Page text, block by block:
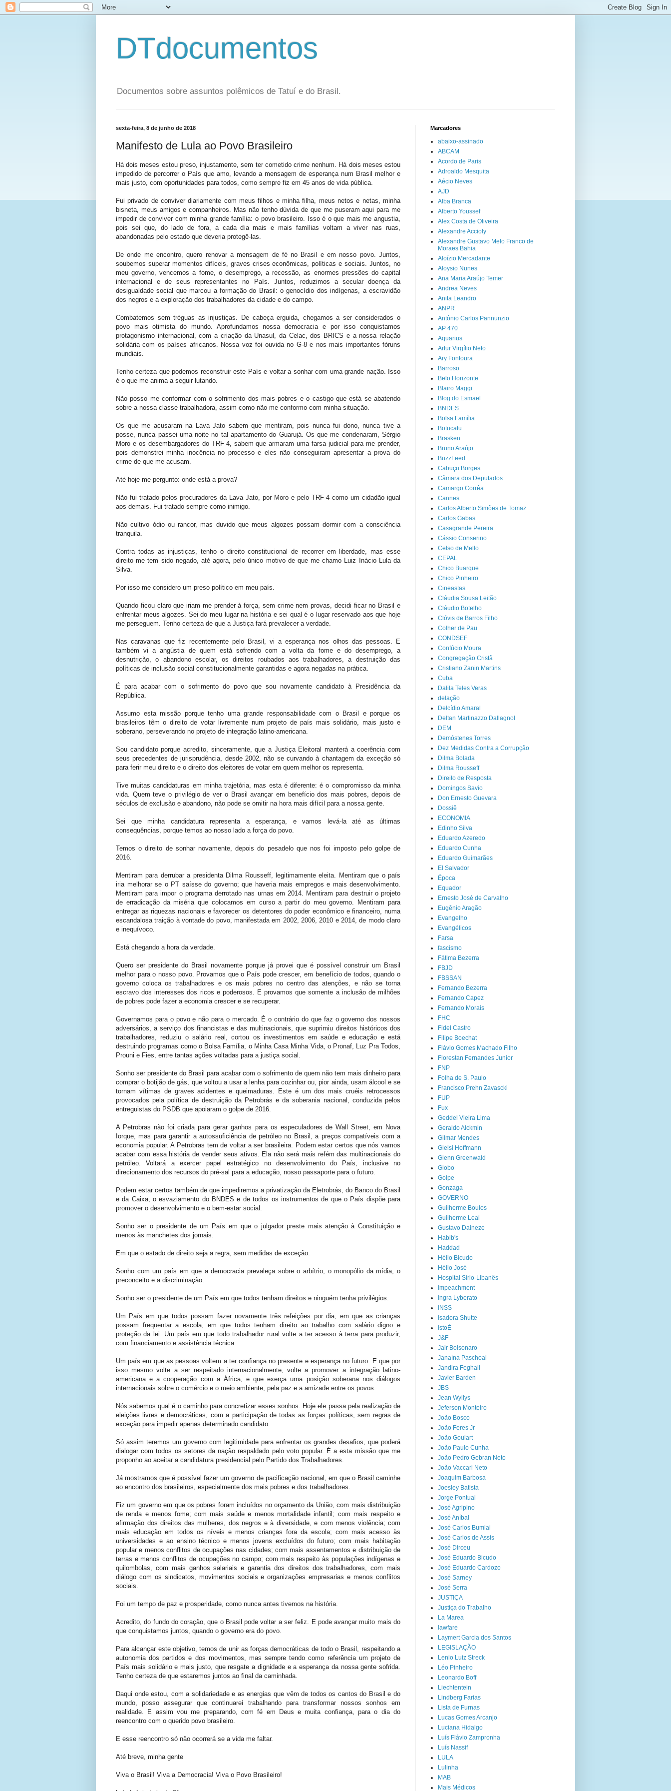
DTdocumentos
Documentos sobre assuntos polêmicos de Tatuí e do Brasil.
sexta-feira, 8 de junho de 2018
Manifesto de Lula ao Povo Brasileiro
Há dois meses estou preso, injustamente, sem ter cometido crime nenhum. Há dois meses estou
impedido de percorrer o País que amo, levando a mensagem de esperança num Brasil melhor e
mais justo, com oportunidades para todos, como sempre fiz em 45 anos de vida pública.
Fui privado de conviver diariamente com meus filhos e minha filha, meus netos e netas, minha
bisneta, meus amigos e companheiros. Mas não tenho dúvida de que me puseram aqui para me
impedir de conviver com minha grande família: o povo brasileiro. Isso é o que mais me angustia,
pois sei que, do lado de fora, a cada dia mais e mais famílias voltam a viver nas ruas,
abandonadas pelo estado que deveria protegê-las.
De onde me encontro, quero renovar a mensagem de fé no Brasil e em nosso povo. Juntos,
soubemos superar momentos difíceis, graves crises econômicas, políticas e sociais. Juntos, no
meu governo, vencemos a fome, o desemprego, a recessão, as enormes pressões do capital
internacional e de seus representantes no País. Juntos, reduzimos a secular doença da
desigualdade social que marcou a formação do Brasil: o genocídio dos indígenas, a escravidão
dos negros e a exploração dos trabalhadores da cidade e do campo.
Combatemos sem tréguas as injustiças. De cabeça erguida, chegamos a ser considerados o
povo mais otimista do mundo. Aprofundamos nossa democracia e por isso conquistamos
protagonismo internacional, com a criação da Unasul, da Celac, dos BRICS e a nossa relação
solidária com os países africanos. Nossa voz foi ouvida no G-8 e nos mais importantes fóruns
mundiais.
Tenho certeza que podemos reconstruir este País e voltar a sonhar com uma grande nação. Isso
é o que me anima a seguir lutando.
Não posso me conformar com o sofrimento dos mais pobres e o castigo que está se abatendo
sobre a nossa classe trabalhadora, assim como não me conformo com minha situação.
Os que me acusaram na Lava Jato sabem que mentiram, pois nunca fui dono, nunca tive a
posse, nunca passei uma noite no tal apartamento do Guarujá. Os que me condenaram, Sérgio
Moro e os desembargadores do TRF-4, sabem que armaram uma farsa judicial para me prender,
pois demonstrei minha inocência no processo e eles não conseguiram apresentar a prova do
crime de que me acusam.
Até hoje me pergunto: onde está a prova?
Não fui tratado pelos procuradores da Lava Jato, por Moro e pelo TRF-4 como um cidadão igual
aos demais. Fui tratado sempre como inimigo.
Não cultivo ódio ou rancor, mas duvido que meus algozes possam dormir com a consciência
tranquila.
Contra todas as injustiças, tenho o direito constitucional de recorrer em liberdade, mas esse
direito me tem sido negado, até agora, pelo único motivo de que me chamo Luiz Inácio Lula da
Silva.
Por isso me considero um preso político em meu país.
Quando ficou claro que iriam me prender à força, sem crime nem provas, decidi ficar no Brasil e
enfrentar meus algozes. Sei do meu lugar na história e sei qual é o lugar reservado aos que hoje
me perseguem. Tenho certeza de que a Justiça fará prevalecer a verdade.
Nas caravanas que fiz recentemente pelo Brasil, vi a esperança nos olhos das pessoas. E
também vi a angústia de quem está sofrendo com a volta da fome e do desemprego, a
desnutrição, o abandono escolar, os direitos roubados aos trabalhadores, a destruição das
políticas de inclusão social constitucionalmente garantidas e agora negadas na prática.
É para acabar com o sofrimento do povo que sou novamente candidato à Presidência da
República.
Assumo esta missão porque tenho uma grande responsabilidade com o Brasil e porque os
brasileiros têm o direito de votar livremente num projeto de país mais solidário, mais justo e
soberano, perseverando no projeto de integração latino-americana.
Sou candidato porque acredito, sinceramente, que a Justiça Eleitoral manterá a coerência com
seus precedentes de jurisprudência, desde 2002, não se curvando à chantagem da exceção só
para ferir meu direito e o direito dos eleitores de votar em quem melhor os representa.
Tive muitas candidaturas em minha trajetória, mas esta é diferente: é o compromisso da minha
vida. Quem teve o privilégio de ver o Brasil avançar em benefício dos mais pobres, depois de
séculos de exclusão e abandono, não pode se omitir na hora mais difícil para a nossa gente.
Sei que minha candidatura representa a esperança, e vamos levá-la até as últimas
consequências, porque temos ao nosso lado a força do povo.
Temos o direito de sonhar novamente, depois do pesadelo que nos foi imposto pelo golpe de
2016.
Mentiram para derrubar a presidenta Dilma Rousseff, legitimamente eleita. Mentiram que o país
iria melhorar se o PT saísse do governo; que haveria mais empregos e mais desenvolvimento.
Mentiram para impor o programa derrotado nas urnas em 2014. Mentiram para destruir o projeto
de erradicação da miséria que colocamos em curso a partir do meu governo. Mentiram para
entregar as riquezas nacionais e favorecer os detentores do poder econômico e financeiro, numa
escandalosa traição à vontade do povo, manifestada em 2002, 2006, 2010 e 2014, de modo claro
e inequívoco.
Está chegando a hora da verdade.
Quero ser presidente do Brasil novamente porque já provei que é possível construir um Brasil
melhor para o nosso povo. Provamos que o País pode crescer, em benefício de todos, quando o
governo coloca os trabalhadores e os mais pobres no centro das atenções, e não se torna
escravo dos interesses dos ricos e poderosos. E provamos que somente a inclusão de milhões
de pobres pode fazer a economia crescer e se recuperar.
Governamos para o povo e não para o mercado. É o contrário do que faz o governo dos nossos
adversários, a serviço dos financistas e das multinacionais, que suprimiu direitos históricos dos
trabalhadores, reduziu o salário real, cortou os investimentos em saúde e educação e está
destruindo programas como o Bolsa Família, o Minha Casa Minha Vida, o Pronaf, Luz Pra Todos,
Prouni e Fies, entre tantas ações voltadas para a justiça social.
Sonho ser presidente do Brasil para acabar com o sofrimento de quem não tem mais dinheiro para
comprar o botijão de gás, que voltou a usar a lenha para cozinhar ou, pior ainda, usam álcool e se
tornam vítimas de graves acidentes e queimaduras. Este é um dos mais cruéis retrocessos
provocados pela política de destruição da Petrobrás e da soberania nacional, conduzida pelos
entreguistas do PSDB que apoiaram o golpe de 2016.
A Petrobras não foi criada para gerar ganhos para os especuladores de Wall Street, em Nova
Iorque, mas para garantir a autossuficiência de petróleo no Brasil, a preços compatíveis com a
economia popular. A Petrobras tem de voltar a ser brasileira. Podem estar certos que nós vamos
acabar com essa história de vender seus ativos. Ela não será mais refém das multinacionais do
petróleo. Voltará a exercer papel estratégico no desenvolvimento do País, inclusive no
direcionamento dos recursos do pré-sal para a educação, nosso passaporte para o futuro.
Podem estar certos também de que impediremos a privatização da Eletrobrás, do Banco do Brasil
e da Caixa, o esvaziamento do BNDES e de todos os instrumentos de que o País dispõe para
promover o desenvolvimento e o bem-estar social.
Sonho ser o presidente de um País em que o julgador preste mais atenção à Constituição e
menos às manchetes dos jornais.
Em que o estado de direito seja a regra, sem medidas de exceção.
Sonho com um país em que a democracia prevaleça sobre o arbítrio, o monopólio da mídia, o
preconceito e a discriminação.
Sonho ser o presidente de um País em que todos tenham direitos e ninguém tenha privilégios.
Um País em que todos possam fazer novamente três refeições por dia; em que as crianças
possam frequentar a escola, em que todos tenham direito ao trabalho com salário digno e
proteção da lei. Um país em que todo trabalhador rural volte a ter acesso à terra para produzir,
com financiamento e assistência técnica.
Um país em que as pessoas voltem a ter confiança no presente e esperança no futuro. E que por
isso mesmo volte a ser respeitado internacionalmente, volte a promover a integração latino-
americana e a cooperação com a África, e que exerça uma posição soberana nos diálogos
internacionais sobre o comércio e o meio ambiente, pela paz e a amizade entre os povos.
Nós sabemos qual é o caminho para concretizar esses sonhos. Hoje ele passa pela realização de
eleições livres e democráticas, com a participação de todas as forças políticas, sem regras de
exceção para impedir apenas determinado candidato.
Só assim teremos um governo com legitimidade para enfrentar os grandes desafios, que poderá
dialogar com todos os setores da nação respaldado pelo voto popular. É a esta missão que me
proponho ao aceitar a candidatura presidencial pelo Partido dos Trabalhadores.
Já mostramos que é possível fazer um governo de pacificação nacional, em que o Brasil caminhe
ao encontro dos brasileiros, especialmente dos mais pobres e dos trabalhadores.
Fiz um governo em que os pobres foram incluídos no orçamento da União, com mais distribuição
de renda e menos fome; com mais saúde e menos mortalidade infantil; com mais respeito e
afirmação dos direitos das mulheres, dos negros e à diversidade, e com menos violência; com
mais educação em todos os níveis e menos crianças fora da escola; com mais acesso às
universidades e ao ensino técnico e menos jovens excluídos do futuro; com mais habitação
popular e menos conflitos de ocupações nas cidades; com mais assentamentos e distribuição de
terras e menos conflitos de ocupações no campo; com mais respeito às populações indígenas e
quilombolas, com mais ganhos salariais e garantia dos direitos dos trabalhadores, com mais
diálogo com os sindicatos, movimentos sociais e organizações empresarias e menos conflitos
sociais.
Foi um tempo de paz e prosperidade, como nunca antes tivemos na história.
Acredito, do fundo do coração, que o Brasil pode voltar a ser feliz. E pode avançar muito mais do
que conquistamos juntos, quando o governo era do povo.
Para alcançar este objetivo, temos de unir as forças democráticas de todo o Brasil, respeitando a
autonomia dos partidos e dos movimentos, mas sempre tendo como referência um projeto de
País mais solidário e mais justo, que resgate a dignidade e a esperança da nossa gente sofrida.
Tenho certeza de que estaremos juntos ao final da caminhada.
Daqui onde estou, com a solidariedade e as energias que vêm de todos os cantos do Brasil e do
mundo, posso assegurar que continuarei trabalhando para transformar nossos sonhos em
realidade. E assim vou me preparando, com fé em Deus e muita confiança, para o dia do
reencontro com o querido povo brasileiro.
E esse reencontro só não ocorrerá se a vida me faltar.
Até breve, minha gente
Viva o Brasil! Viva a Democracia! Viva o Povo Brasileiro!
Marcadores
abaixo-assinado
ABCAM
Acordo de Paris
Adroaldo Mesquita
Aécio Neves
AJD
Alba Branca
Alberto Youssef
Alex Costa de Oliveira
Alexandre Accioly
Alexandre Gustavo Melo Franco de
Moraes Bahia
Aloízio Mercadante
Aloysio Nunes
Ana Maria Araújo Temer
Andrea Neves
Anita Leandro
ANPR
Antônio Carlos Pannunzio
AP 470
Aquarius
Artur Virgílio Neto
Ary Fontoura
Barroso
Belo Horizonte
Blairo Maggi
Blog do Esmael
BNDES
Bolsa Família
Botucatu
Brasken
Bruno Araújo
BuzzFeed
Cabuçu Borges
Câmara dos Deputados
Camargo Corrêa
Cannes
Carlos Alberto Simões de Tomaz
Carlos Gabas
Casagrande Pereira
Cássio Conserino
Celso de Mello
CEPAL
Chico Buarque
Chico Pinheiro
Cineastas
Cláudia Sousa Leitão
Cláudio Botelho
Clóvis de Barros Filho
Colher de Pau
CONDSEF
Confúcio Moura
Congregação Cristã
Cristiano Zanin Martins
Cuba
Dalila Teles Veras
delação
Delcídio Amaral
Deltan Martinazzo Dallagnol
DEM
Demóstenes Torres
Dez Medidas Contra a Corrupção
Dilma Bolada
Dilma Rousseff
Direito de Resposta
Domingos Savio
Don Ernesto Guevara
Dossiê
ECONOMIA
Edinho Silva
Eduardo Azeredo
Eduardo Cunha
Eduardo Guimarães
El Salvador
Época
Equador
Ernesto José de Carvalho
Eugênio Aragão
Evangelho
Evangélicos
Farsa
fascismo
Fátima Bezerra
FBJD
FBSSAN
Fernando Bezerra
Fernando Capez
Fernando Morais
FHC
Fidel Castro
Filipe Boechat
Flávio Gomes Machado Filho
Florestan Fernandes Junior
FNP
Folha de S. Paulo
Francisco Prehn Zavascki
FUP
Fux
Geddel Vieira Lima
Geraldo Alckmin
Gilmar Mendes
Gleisi Hoffmann
Glenn Greenwald
Globo
Golpe
Gonzaga
GOVERNO
Guilherme Boulos
Guilherme Leal
Gustavo Daineze
Habib's
Haddad
Hélio Bicudo
Hélio José
Hospital Sírio-Libanês
Impeachment
Ingra Lyberato
INSS
Isadora Shutte
IstoÉ
J&F
Jair Bolsonaro
Janaína Paschoal
Jandira Feghali
Javier Barden
JBS
Jean Wyllys
Jeferson Monteiro
João Bosco
João Feres Jr
João Goulart
João Paulo Cunha
João Pedro Gebran Neto
João Vaccari Neto
Joaquim Barbosa
Joesley Batista
Jorge Pontual
José Agripino
José Aníbal
José Carlos Bumlai
José Carlos de Assis
José Dirceu
José Eduardo Bicudo
José Eduardo Cardozo
José Sarney
José Serra
JUSTIÇA
Justiça do Trabalho
La Marea
lawfare
Laymert Garcia dos Santos
LEGISLAÇÃO
Lenio Luiz Streck
Léo Pinheiro
Leonardo Boff
Liechtentein
Lindberg Farias
Lista de Furnas
Lucas Gomes Arcanjo
Luciana Hidalgo
Luís Flávio Zampronha
Luís Nassif
LULA
Lulinha
MAB
Mais Médicos